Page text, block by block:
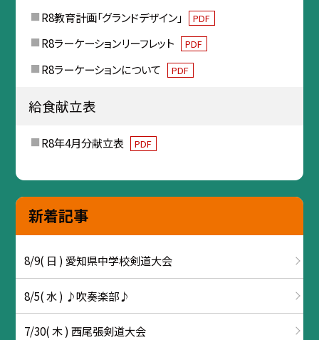
R8教育計画「グランドデザイン」 PDF
R8ラーケーションリーフレット PDF
R8ラーケーションについて PDF
給食献立表
R8年4月分献立表 PDF
新着記事
8/9( 日 ) 愛知県中学校剣道大会
8/5( 水 ) ♪吹奏楽部♪
7/30( 木 ) 西尾張剣道大会